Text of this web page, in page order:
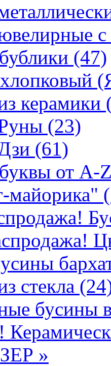
(47)
керамики
(23)
(61)
от A-
майорика"
стекла
бусины
»